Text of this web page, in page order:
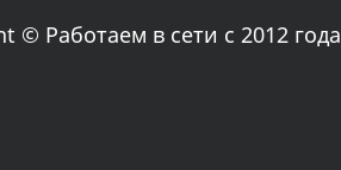
© Работаем в сети с 2012 года